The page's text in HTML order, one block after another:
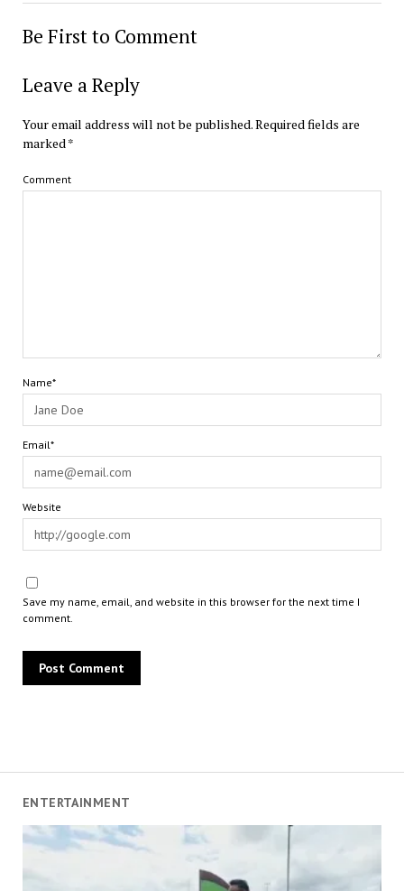
ENTERTAINMENT
Be First to Comment
Leave a Reply
Your email address will not be published.Required fields are
marked*
Comment
Name*
Email*
Website
Save my name, email, and website in this browser for the next time I
comment.